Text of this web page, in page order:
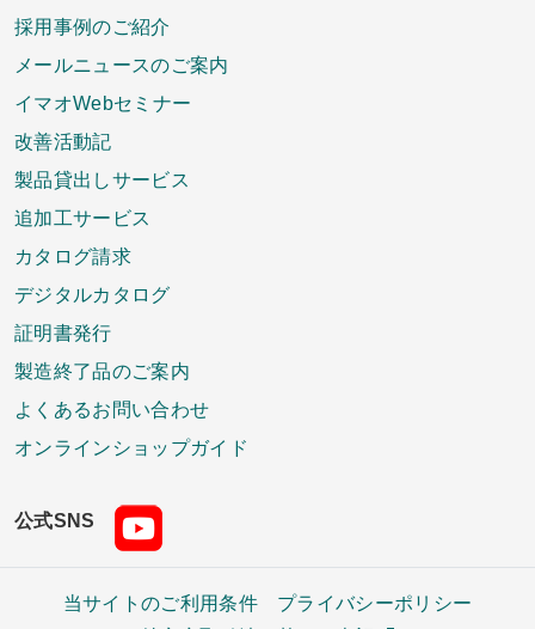
採用事例のご紹介
メールニュースのご案内
イマオWebセミナー
改善活動記
製品貸出しサービス
追加工サービス
カタログ請求
デジタルカタログ
証明書発行
製造終了品のご案内
よくあるお問い合わせ
オンラインショップガイド
公式SNS
当サイトのご利用条件
プライバシーポリシー